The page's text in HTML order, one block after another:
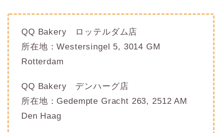
QQ Bakery ロッテルダム店
所在地：Westersingel 5, 3014 GM
Rotterdam
QQ Bakery デンハーグ店
所在地：Gedempte Gracht 263, 2512 AM
Den Haag